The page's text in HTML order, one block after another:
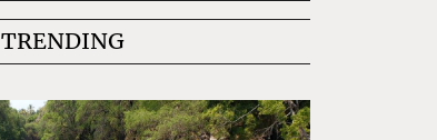
TRENDING